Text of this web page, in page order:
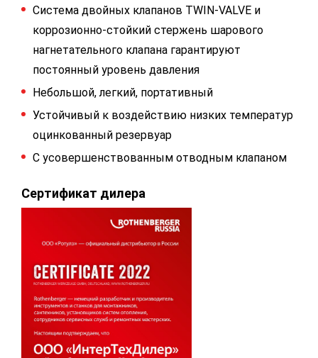
Система двойных клапанов TWIN-VALVE и
коррозионно-стойкий стержень шарового
нагнетательного клапана гарантируют
постоянный уровень давления
Небольшой, легкий, портативный
Устойчивый к воздействию низких температур
оцинкованный резервуар
С усовершенствованным отводным клапаном
Сертификат дилера